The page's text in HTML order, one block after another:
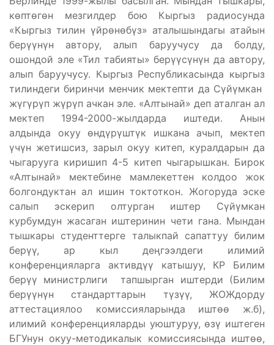
көптөгөн мезгилдер бою Кыргыз радиосунда
«Кыргыз тилин үйрөнөбүз» аталышындагы атайын
берүүнүн автору, алып баруучусу да болду,
ошондой эле «Тил табияты» берүүсүнүн да автору,
алып баруучусу. Кыргыз Республикасында кыргыз
тилиндеги биринчи менчик мектепти да Сүйүмкан
жүгүрүп жүрүп ачкан эле. «Алтынай» деп аталган ал
мектеп 1994-2000-жылдарда иштеди. Анын
алдында окуу өндүрүштүк ишкана ачып, мектеп
үчүн жетишсиз, зарыл окуу китеп, куралдарын да
чыгарууга киришип 4-5 китеп чыгарышкан. Бирок
«Алтынай» мектебине мамлекеттен колдоо жок
болгондуктан ал ишин токтоткон. Жогоруда эске
салып эскерип олтурган иштер Сүйүмкан
курбумдун жасаган иштеринин чети гана. Мындан
тышкары студенттерге талыкпай сапаттуу билим
берүү, ар кыл деӊгээлдеги илимий
конференцияларга активдүү катышуу, КР Билим
берүү министрлиги тапшырган иштерди (Билим
берүүнүн стандарттарын түзүү, ЖОЖдорду
аттестациялоо комиссияларында иштөө ж.б),
илимий конференцияларды уюштуруу, өзү иштеген
БГУнун окуу-методикалык комиссиясында иштөө,